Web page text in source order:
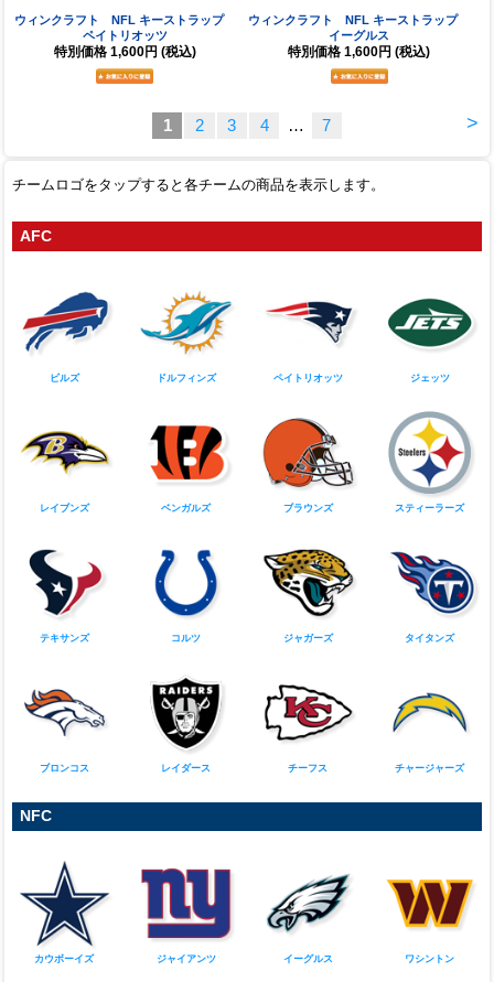
>
1 2 … 7
チームロゴをタップすると各チームの商品を表示します。
AFC
ビルズ ドルフィンズ ペイトリオッツ ジェッツ
レイブンズ ベンガルズ ブラウンズ スティーラーズ
テキサンズ コルツ ジャガーズ タイタンズ
ブロンコス レイダース チーフス チャージャーズ